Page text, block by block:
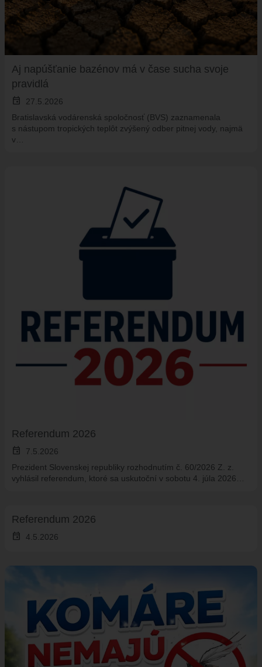
Aj napúšťanie bazénov má v čase sucha svoje
pravidlá
event
27.5.2026
Bratislavská vodárenská spoločnosť (BVS) zaznamenala
s nástupom tropických teplôt zvýšený odber pitnej vody, najmä
v…
Referendum 2026
event
7.5.2026
Prezident Slovenskej republiky rozhodnutím č. 60/2026 Z. z.
vyhlásil referendum, ktoré sa uskutoční v sobotu 4. júla 2026…
Referendum 2026
event
4.5.2026